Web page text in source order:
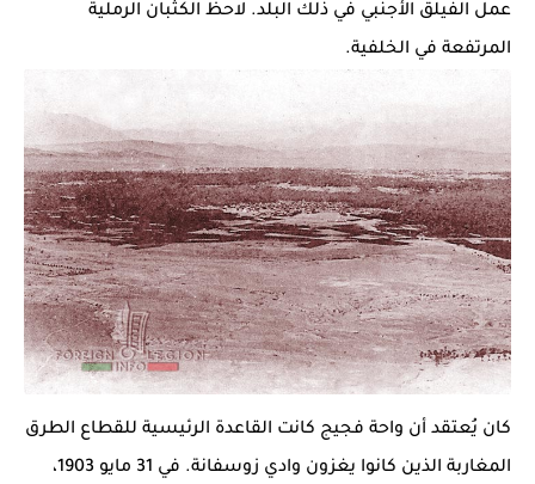
عمل الفيلق الأجنبي في ذلك البلد. لاحظ الكثبان الرملية
المرتفعة في الخلفية.
كان يُعتقد أن واحة فجيج كانت القاعدة الرئيسية للقطاع الطرق
المغاربة الذين كانوا يغزون وادي زوسفانة. في 31 مايو 1903،